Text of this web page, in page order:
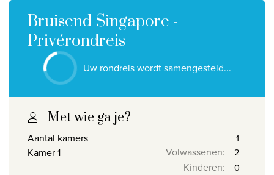
Bekijk alle promoties
Over Travelworld
Waarom Travelworld
Onze bestemmingen
Contacteer ons
Bruisend Singapore -
Privérondreis
Uw rondreis wordt samengesteld...
Met wie ga je?
Aantal kamers
Kamer 1
Volwassenen:
Kinderen: